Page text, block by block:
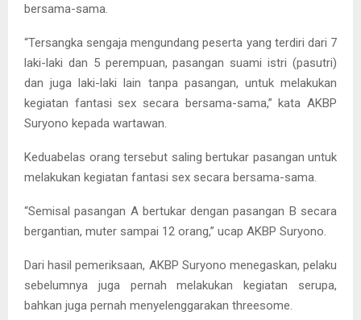
bersama-sama.
“Tersangka sengaja mengundang peserta yang terdiri dari 7
laki-laki dan 5 perempuan, pasangan suami istri (pasutri)
dan juga laki-laki lain tanpa pasangan, untuk melakukan
kegiatan fantasi sex secara bersama-sama,” kata AKBP
Suryono kepada wartawan.
Keduabelas orang tersebut saling bertukar pasangan untuk
melakukan kegiatan fantasi sex secara bersama-sama.
“Semisal pasangan A bertukar dengan pasangan B secara
bergantian, muter sampai 12 orang,” ucap AKBP Suryono.
Dari hasil pemeriksaan, AKBP Suryono menegaskan, pelaku
sebelumnya juga pernah melakukan kegiatan serupa,
bahkan juga pernah menyelenggarakan threesome.